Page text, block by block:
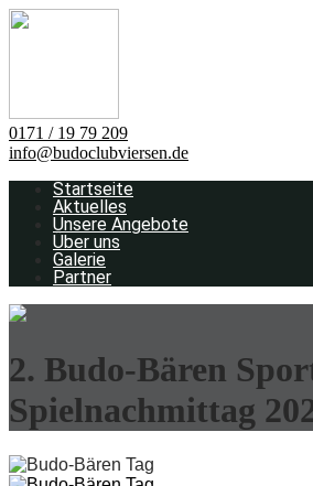
0171 / 19 79 209
info@budoclubviersen.de
Startseite
Aktuelles
Unsere Angebote
Über uns
Galerie
Partner
2. Budo-Bären
Spielnachmittag